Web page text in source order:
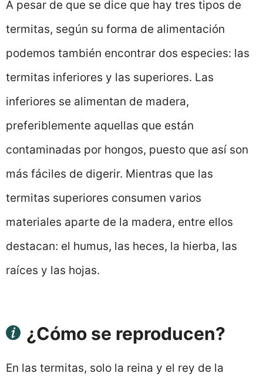
A pesar de que se dice que hay tres tipos de
termitas, según su forma de alimentación
podemos también encontrar dos especies: las
termitas inferiores y las superiores. Las
inferiores se alimentan de madera,
preferiblemente aquellas que están
contaminadas por hongos, puesto que así son
más fáciles de digerir. Mientras que las
termitas superiores consumen varios
materiales aparte de la madera, entre ellos
destacan: el humus, las heces, la hierba, las
raíces y las hojas.
¿Cómo se reproducen?
En las termitas, solo la reina y el rey de la